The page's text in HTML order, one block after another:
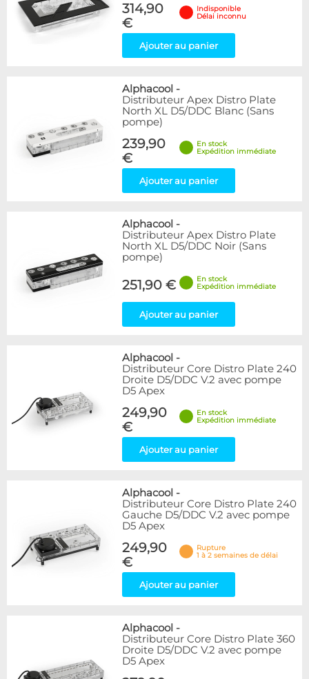
314,90
€
Indisponible
Délai inconnu
Ajouter au panier
Alphacool -
Distributeur Apex Distro Plate
North XL D5/DDC Blanc (Sans
pompe)
239,90
€
En stock
Expédition immédiate
Ajouter au panier
Alphacool -
Distributeur Apex Distro Plate
North XL D5/DDC Noir (Sans
pompe)
251,90 €
En stock
Expédition immédiate
Ajouter au panier
Alphacool -
Distributeur Core Distro Plate 240
Droite D5/DDC V.2 avec pompe
D5 Apex
249,90
€
En stock
Expédition immédiate
Ajouter au panier
Alphacool -
Distributeur Core Distro Plate 240
Gauche D5/DDC V.2 avec pompe
D5 Apex
249,90
€
Rupture
1 à 2 semaines de délai
Ajouter au panier
Alphacool -
Distributeur Core Distro Plate 360
Droite D5/DDC V.2 avec pompe
D5 Apex